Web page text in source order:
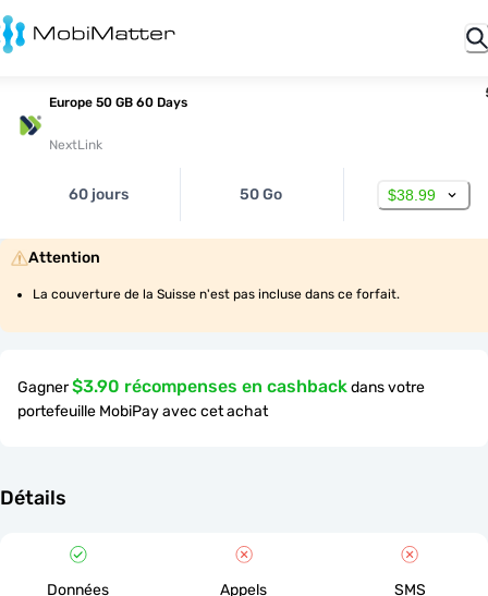
Europe 50 GB 60 Days
NextLink
60 jours 50 Go $38.99
Attention
La couverture de la Suisse n'est pas incluse dans ce forfait.
Gagner$3.90 récompenses en cashbackdans votre
portefeuille MobiPay avec cet achat
Détails
Données Appels SMS